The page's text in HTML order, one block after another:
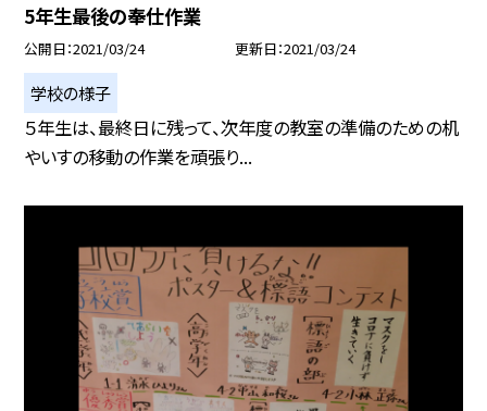
5年生最後の奉仕作業
公開日 2021/03/24 更新日 2021/03/24
学校の様子
５年生は、最終日に残って、次年度の教室の準備のための机
やいすの移動の作業を頑張り...